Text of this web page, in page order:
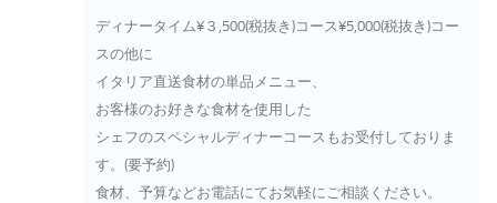
ディナータイム¥３,500(税抜き)コース¥5,000(税抜き)コー
スの他に
イタリア直送食材の単品メニュー、
お客様のお好きな食材を使用した
シェフのスペシャルディナーコースもお受付しておりま
す。(要予約)
食材、予算などお電話にてお気軽にご相談ください。